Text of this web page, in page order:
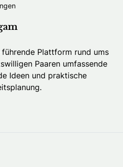
Plattform rund ums
Paaren umfassende
Ideen und praktische